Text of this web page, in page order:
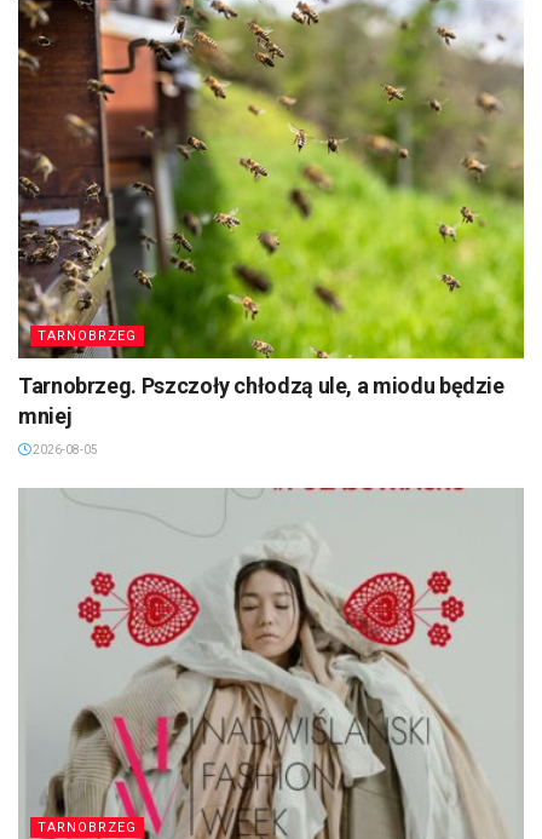
TARNOBRZEG
Tarnobrzeg. Pszczoły chłodzą ule, a miodu będzie
mniej
2026-08-05
TARNOBRZEG